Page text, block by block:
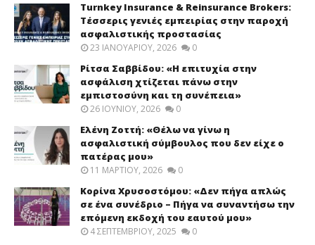
Turnkey Insurance & Reinsurance Brokers:
Τέσσερις γενιές εμπειρίας στην παροχή
ασφαλιστικής προστασίας
23 ΙΑΝΟΥΑΡΊΟΥ, 2026 0
Ρίτσα Σαββίδου: «Η επιτυχία στην
ασφάλιση χτίζεται πάνω στην
εμπιστοσύνη και τη συνέπεια»
26 ΙΟΥΝΊΟΥ, 2026 0
Ελένη Ζοττή: «Θέλω να γίνω η
ασφαλιστική σύμβουλος που δεν είχε ο
πατέρας μου»
11 ΜΑΡΤΊΟΥ, 2026 0
Κορίνα Χρυσοστόμου: «Δεν πήγα απλώς
σε ένα συνέδριο – Πήγα να συναντήσω την
επόμενη εκδοχή του εαυτού μου»
4 ΣΕΠΤΕΜΒΡΊΟΥ, 2025 0